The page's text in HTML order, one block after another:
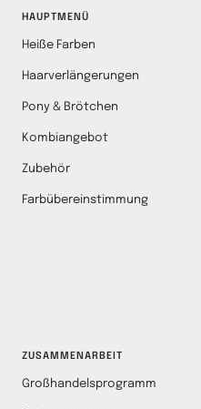
HAUPTMENÜ
Heiße Farben
Haarverlängerungen
Pony & Brötchen
Kombiangebot
Zubehör
Farbübereinstimmung
ZUSAMMENARBEIT
Großhandelsprogramm